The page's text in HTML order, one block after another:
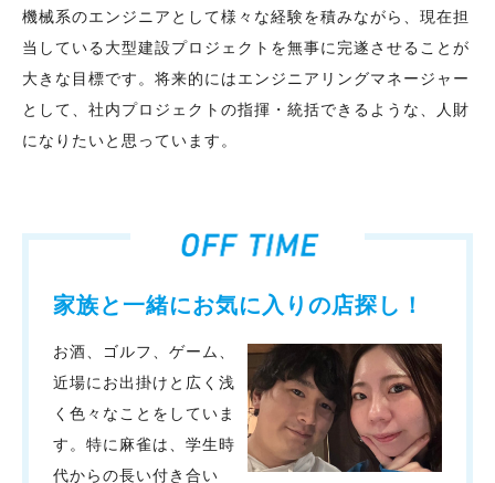
機械系のエンジニアとして様々な経験を積みながら、現在担
当している大型建設プロジェクトを無事に完遂させることが
大きな目標です。将来的にはエンジニアリングマネージャー
として、社内プロジェクトの指揮・統括できるような、人財
になりたいと思っています。
家族と一緒にお気に入りの店探し！
お酒、ゴルフ、ゲーム、
近場にお出掛けと広く浅
く色々なことをしていま
す。特に麻雀は、学生時
代からの長い付き合い